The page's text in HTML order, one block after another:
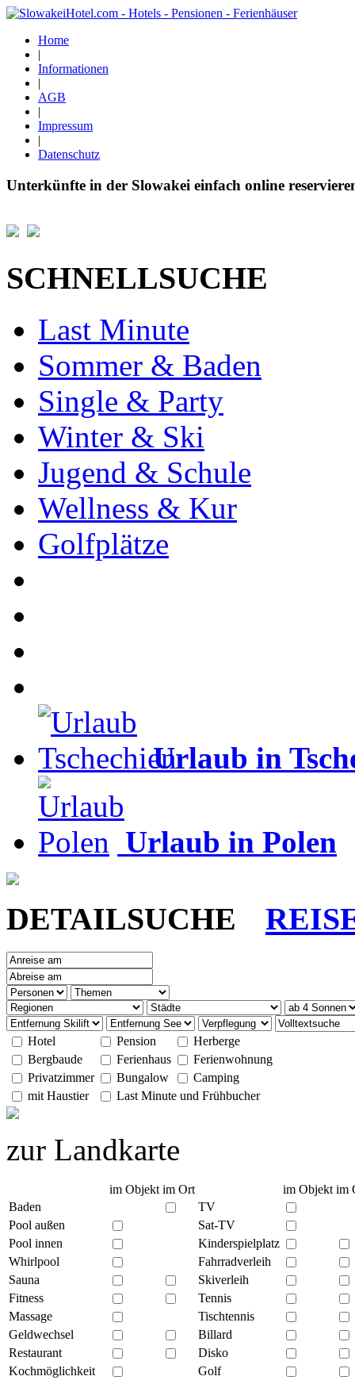
Home
|
Informationen
|
AGB
|
Impressum
|
Datenschutz
Unterkünfte in der Slowakei einfach online
SCHNELLSUCHE
Last Minute
Sommer & Baden
Single & Party
Winter & Ski
Jugend & Schule
Wellness & Kur
Golfplätze
Urlaub in
Urlaub in Polen
DETAILSUCHE
Hotel Pension
Herberge
Bergbaude
Ferienhaus
Ferienwohnung
Privatzimmer
Bungalow
Camping
mit Haustier
Last Minute und Frühbucher
zur Landkarte
im Objekt im Ort im Objekt im
Baden
TV
Pool außen
Sat-TV
Pool innen
Kinderspielplatz
Whirlpool
Fahrradverleih
Sauna
Skiverleih
Fitness
Tennis
Massage
Tischtennis
Geldwechsel
Billard
Restaurant
Disko
Kochmöglichkeit
Golf